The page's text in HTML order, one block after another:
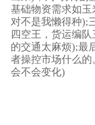
基础物资需求如
对不是我懒得种);
四空王，货运编
的交通太麻烦);最
者操控市场什么
会不会变化)